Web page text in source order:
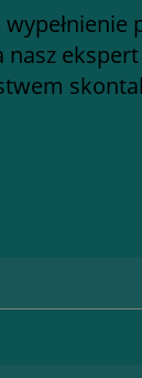
nasz